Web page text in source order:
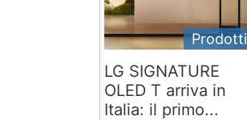
Prodotti
LG SIGNATURE
OLED T arriva in
Italia: il primo...